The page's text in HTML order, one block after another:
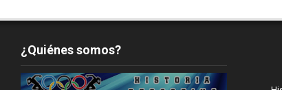
¿Quiénes somos?